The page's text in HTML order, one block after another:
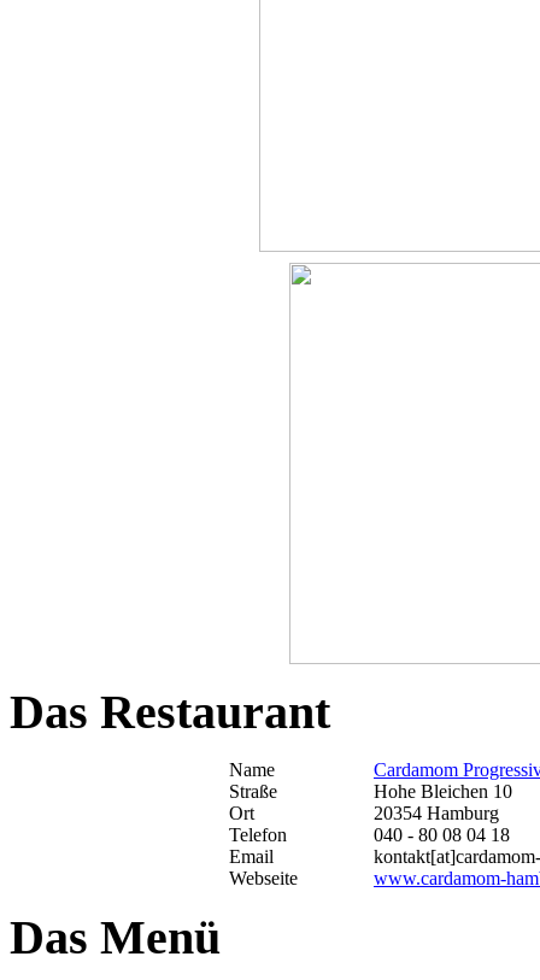
Das Restaurant
Name
Cardamom
Straße
Hohe Bleichen 10
Ort
20354 Hamburg
Telefon
040 - 80 08 04 18
Email
Webseite
www.cardamom-
Das Menü